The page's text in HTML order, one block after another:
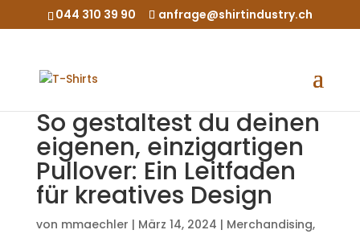
044 310 39 90 anfrage@shirtindustry.ch
So gestaltest du deinen
eigenen, einzigartigen
Pullover: Ein Leitfaden
für kreatives Design
von mmaechler | März 14, 2024 | Merchandising,